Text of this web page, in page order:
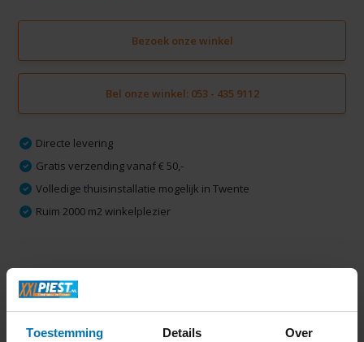
Toestemming Details Over
Bezoek onze winkel
Bel onze winkel: 053 - 435 9112
Directe levering
Gratis verzending vanaf € 50,-
Volledige thuisinstallatie mogelijk in Twente
Ruim 2000 m2 winkelplezier